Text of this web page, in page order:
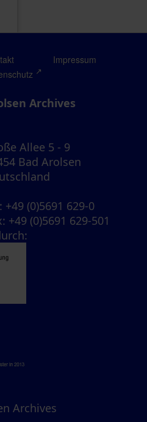
Impressum
Archives
Allee 5 - 9
Bad Arolsen
: +49 (0)5691 629-0
: +49 (0)5691 629-501
Archives